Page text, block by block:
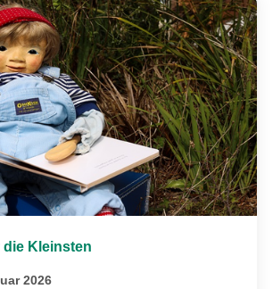
Kleinsten
2026